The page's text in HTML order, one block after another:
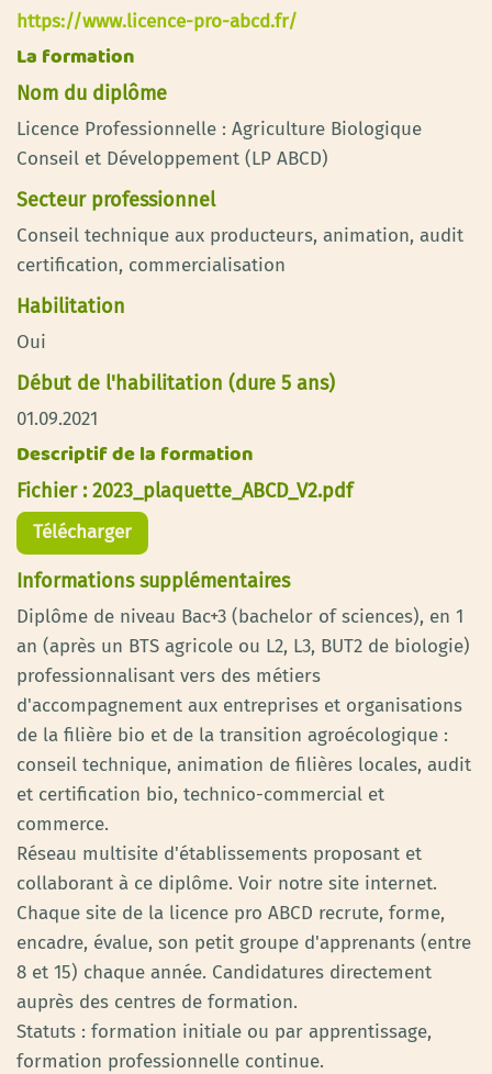
https://www.licence-pro-abcd.fr/
La formation
Nom du diplôme
Licence Professionnelle : Agriculture Biologique
Conseil et Développement (LP ABCD)
Secteur professionnel
Conseil technique aux producteurs, animation, audit
certification, commercialisation
Habilitation
Oui
Début de l'habilitation (dure 5 ans)
01.09.2021
Descriptif de la formation
Fichier : 2023_plaquette_ABCD_V2.pdf
Télécharger
Informations supplémentaires
Diplôme de niveau Bac+3 (bachelor of sciences), en 1
an (après un BTS agricole ou L2, L3, BUT2 de biologie)
professionnalisant vers des métiers
d'accompagnement aux entreprises et organisations
de la filière bio et de la transition agroécologique :
conseil technique, animation de filières locales, audit
et certification bio, technico-commercial et
commerce.
Réseau multisite d'établissements proposant et
collaborant à ce diplôme. Voir notre site internet.
Chaque site de la licence pro ABCD recrute, forme,
encadre, évalue, son petit groupe d'apprenants (entre
8 et 15) chaque année. Candidatures directement
auprès des centres de formation.
Statuts : formation initiale ou par apprentissage,
formation professionnelle continue.